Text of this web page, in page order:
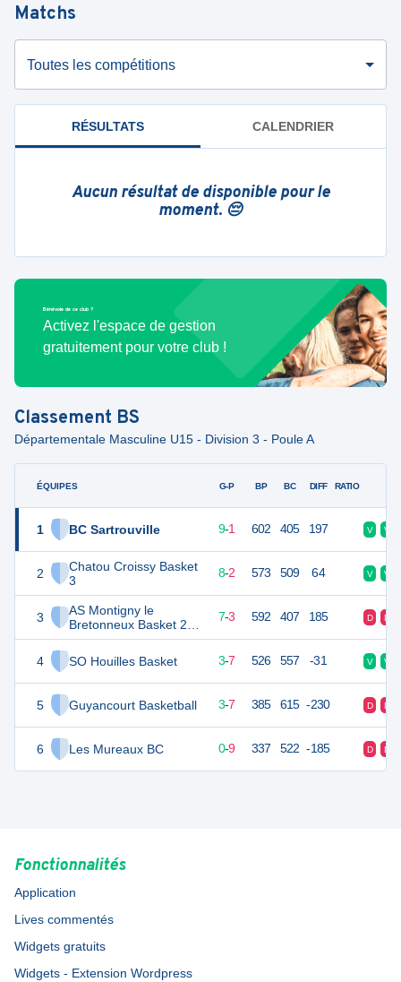
Matchs
Toutes les compétitions
RÉSULTATS CALENDRIER
Aucun résultat de disponible pour le
moment. 😔
Bénévole de ce club ?
Activez l'espace de gestion
gratuitement pour votre club !
Classement BS
Départementale Masculine U15 - Division 3 - Poule A
ÉQUIPES
1 BC Sartrouville
2
Chatou Croissy Basket
3
3
AS Montigny le
Bretonneux Basket 2
U15
4
SO Houilles Basket
5 Guyancourt Basketball
6 Les Mureaux BC
G-P BP BC DIFF RATIO
28 9-1 602 405 197 V V
26 10 8-2 573 509 64 V V
24 7-3 592 407 185 D D
16 3-7 526 557 -31 V V
16 10 3-7 385 615 -230 D D
9 0-9 337 522 -185 D D
Fonctionnalités
Application
Lives commentés
Widgets gratuits
Widgets - Extension Wordpress